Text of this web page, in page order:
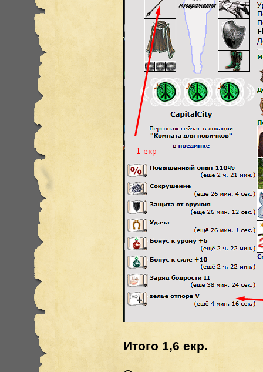
Итого 1,6 екр.